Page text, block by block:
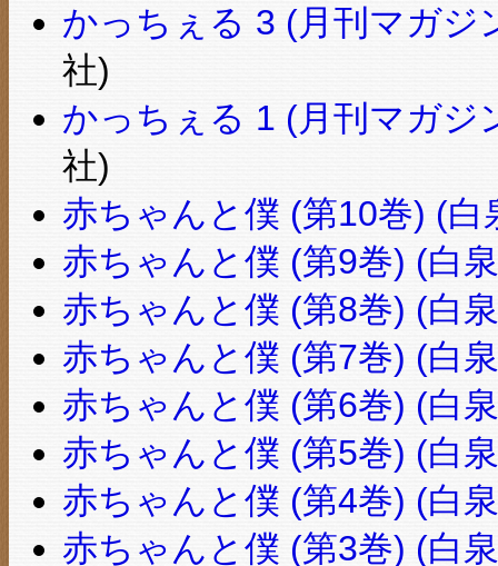
かっちぇる 3 (月刊マガジ
社)
かっちぇる 1 (月刊マガジ
社)
赤ちゃんと僕 (第10巻) (白
赤ちゃんと僕 (第9巻) (白
赤ちゃんと僕 (第8巻) (白
赤ちゃんと僕 (第7巻) (白
赤ちゃんと僕 (第6巻) (白
赤ちゃんと僕 (第5巻) (白
赤ちゃんと僕 (第4巻) (白
赤ちゃんと僕 (第3巻) (白